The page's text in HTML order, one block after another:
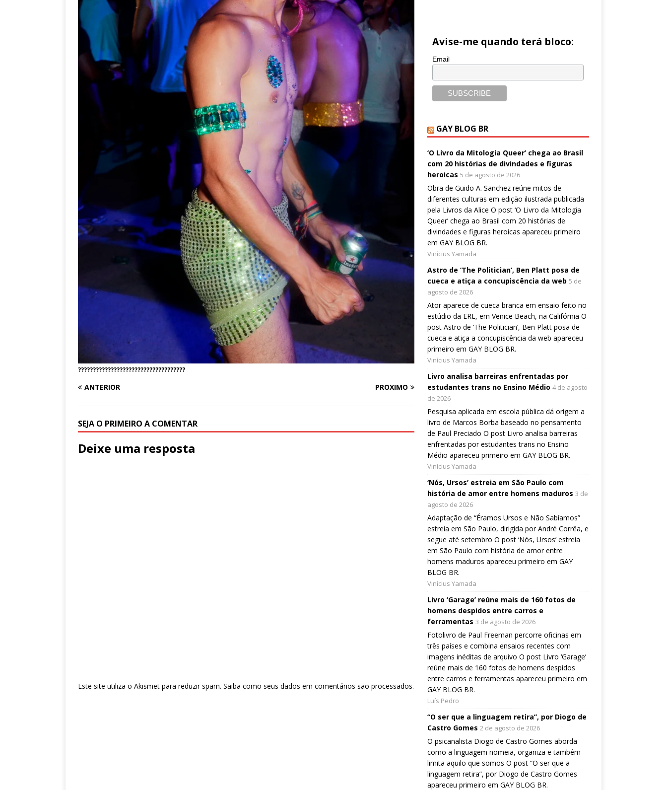
????????????????????????????????????
ANTERIOR PRÓXIMO
SEJA O PRIMEIRO A COMENTAR
Deixe uma resposta
Este site utiliza o Akismet para reduzir spam. Saiba como seus dados em comentários são processados.
Avise-me quando terá bloco:
Email
GAY BLOG BR
‘O Livro da Mitologia Queer’ chega ao Brasil
com 20 histórias de divindades e figuras
heroicas 5 de agosto de 2026
Obra de Guido A. Sanchez reúne mitos de
diferentes culturas em edição ilustrada publicada
pela Livros da Alice O post ‘O Livro da Mitologia
Queer’ chega ao Brasil com 20 histórias de
divindades e figuras heroicas apareceu primeiro
em GAY BLOG BR.
Vinícius Yamada
Astro de ‘The Politician’, Ben Platt posa de
cueca e atiça a concupiscência da web 5 de
agosto de 2026
Ator aparece de cueca branca em ensaio feito no
estúdio da ERL, em Venice Beach, na Califórnia O
post Astro de ‘The Politician’, Ben Platt posa de
cueca e atiça a concupiscência da web apareceu
primeiro em GAY BLOG BR.
Vinícius Yamada
Livro analisa barreiras enfrentadas por
estudantes trans no Ensino Médio 4 de agosto
de 2026
Pesquisa aplicada em escola pública dá origem a
livro de Marcos Borba baseado no pensamento
de Paul Preciado O post Livro analisa barreiras
enfrentadas por estudantes trans no Ensino
Médio apareceu primeiro em GAY BLOG BR.
Vinícius Yamada
‘Nós, Ursos’ estreia em São Paulo com
história de amor entre homens maduros 3 de
agosto de 2026
Adaptação de “Éramos Ursos e Não Sabíamos”
estreia em São Paulo, dirigida por André Corrêa, e
segue até setembro O post ‘Nós, Ursos’ estreia
em São Paulo com história de amor entre
homens maduros apareceu primeiro em GAY
BLOG BR.
Vinícius Yamada
Livro ‘Garage’ reúne mais de 160 fotos de
homens despidos entre carros e
ferramentas 3 de agosto de 2026
Fotolivro de Paul Freeman percorre oficinas em
três países e combina ensaios recentes com
imagens inéditas de arquivo O post Livro ‘Garage’
reúne mais de 160 fotos de homens despidos
entre carros e ferramentas apareceu primeiro em
GAY BLOG BR.
Luís Pedro
“O ser que a linguagem retira”, por Diogo de
Castro Gomes 2 de agosto de 2026
O psicanalista Diogo de Castro Gomes aborda
como a linguagem nomeia, organiza e também
limita aquilo que somos O post “O ser que a
linguagem retira”, por Diogo de Castro Gomes
apareceu primeiro em GAY BLOG BR.